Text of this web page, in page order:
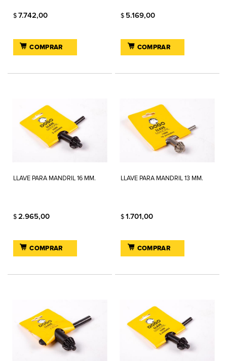
$ 7.742,00
COMPRAR
$ 5.169,00
COMPRAR
LLAVE PARA MANDRIL 16 MM.
$ 2.965,00
COMPRAR
LLAVE PARA MANDRIL 13 MM.
$1.701,00
COMPRAR